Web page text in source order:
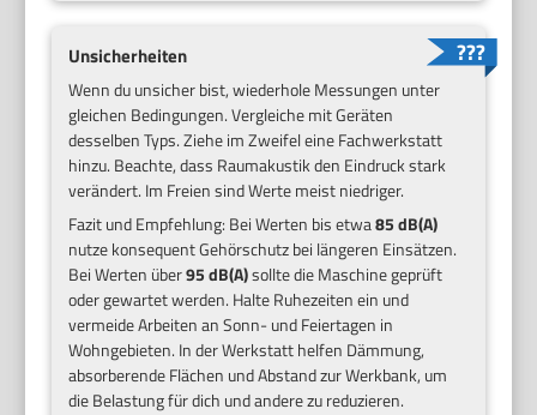
Unsicherheiten
Wenn du unsicher bist, wiederhole Messungen unter
gleichen Bedingungen. Vergleiche mit Geräten
desselben Typs. Ziehe im Zweifel eine Fachwerkstatt
hinzu. Beachte, dass Raumakustik den Eindruck stark
verändert. Im Freien sind Werte meist niedriger.
Fazit und Empfehlung: Bei Werten bis etwa85 dB(A)
nutze konsequent Gehörschutz bei längeren Einsätzen.
Bei Werten über95 dB(A)sollte die Maschine geprüft
oder gewartet werden. Halte Ruhezeiten ein und
vermeide Arbeiten an Sonn- und Feiertagen in
Wohngebieten. In der Werkstatt helfen Dämmung,
absorberende Flächen und Abstand zur Werkbank, um
die Belastung für dich und andere zu reduzieren.